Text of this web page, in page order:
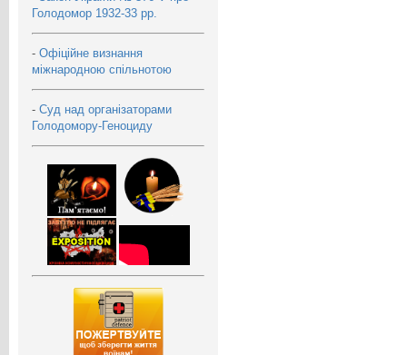
Голодомор 1932-33 рр.
- Офіційне визнання
міжнародною спільнотою
- Суд над організаторами
Голодомору-Геноциду